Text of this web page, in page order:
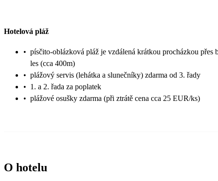
Hotelová pláž
• písčito-oblázková pláž je vzdálená krátkou procházkou přes
les (cca 400m)
• plážový servis (lehátka a slunečníky) zdarma od 3. řady
• 1. a 2. řada za poplatek
• plážové osušky zdarma (při ztrátě cena cca 25 EUR/ks)
O hotelu